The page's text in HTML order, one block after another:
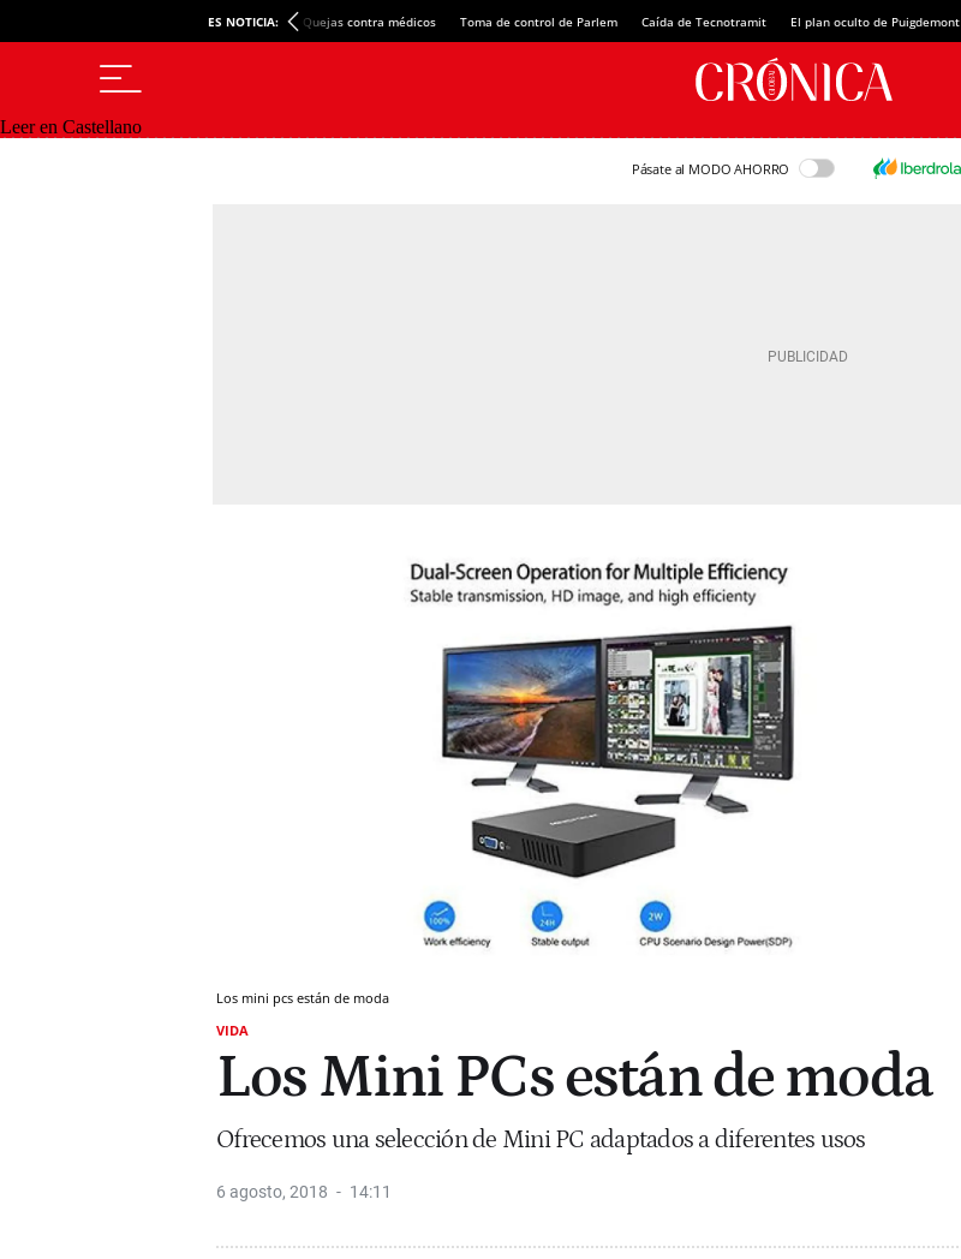
ES NOTICIA: Quejas contra médicos Toma de control de Parlem Caída de Tecnotramit El plan oculto de Puigdemont
Leer en Castellano
Pásate al MODO AHORRO
Los mini pcs están de moda
VIDA
Los Mini PCs están de moda
Ofrecemos una selección de Mini PC adaptados a diferentes usos
6 agosto, 2018 14:11